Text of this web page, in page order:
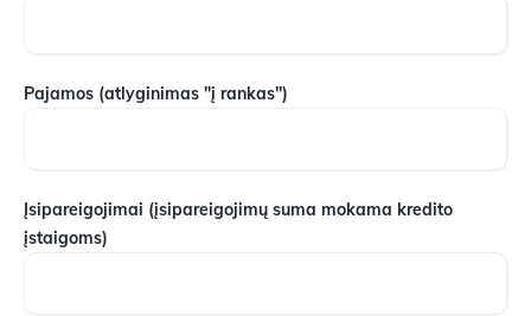
Pajamos (atlyginimas "į rankas")
Įsipareigojimai (įsipareigojimų suma mokama kredito
įstaigoms)